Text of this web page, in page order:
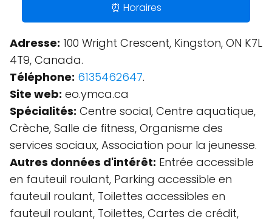
⏰ Horaires
Adresse: 100 Wright Crescent, Kingston, ON K7L
4T9, Canada.
Téléphone: 6135462647.
Site web: eo.ymca.ca
Spécialités: Centre social, Centre aquatique,
Crèche, Salle de fitness, Organisme des
services sociaux, Association pour la jeunesse.
Autres données d'intérêt: Entrée accessible
en fauteuil roulant, Parking accessible en
fauteuil roulant, Toilettes accessibles en
fauteuil roulant, Toilettes, Cartes de crédit,